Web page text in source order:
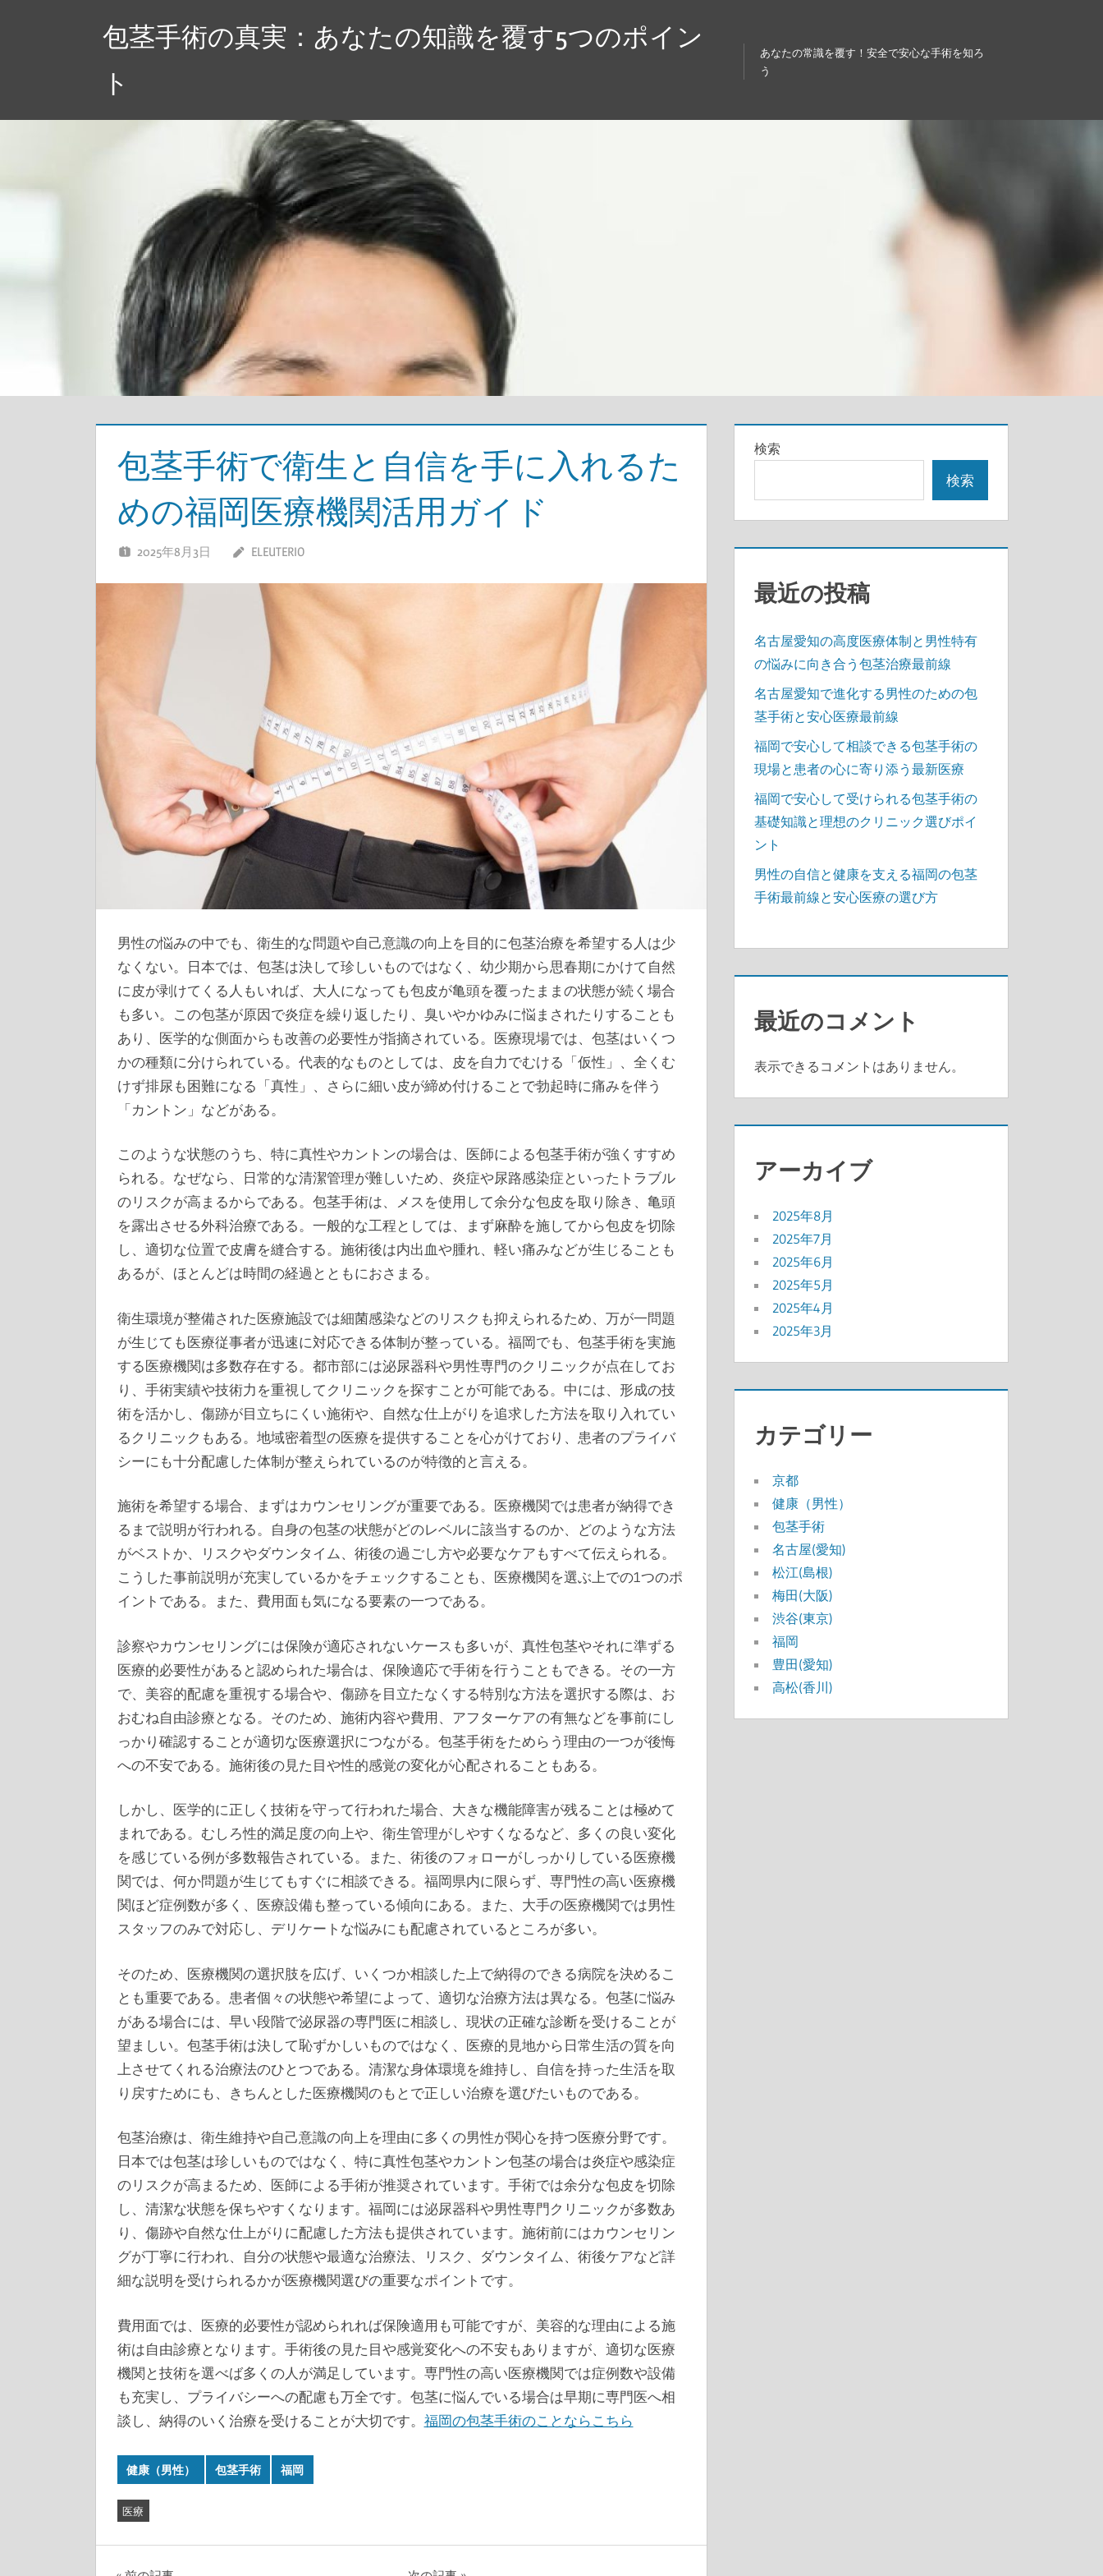
包茎手術の真実：あなたの知識を覆す5つのポイン
ト
あなたの常識を覆す！安全で安心な手術を知ろ
う
包茎手術で衛生と自信を手に入れるた
めの福岡医療機関活用ガイド
2025年8月3日 ELEUTERIO
男性の悩みの中でも、衛生的な問題や自己意識の向上を目的に包茎治療を希望する人は少
なくない。
日本では、包茎は決して珍しいものではなく、幼少期から思春期にかけて自然
に皮が剥けてくる人もいれば、大人になっても包皮が亀頭を覆ったままの状態が続く場合
も多い。この包茎が原因で炎症を繰り返したり、臭いやかゆみに悩まされたりすることも
あり、医学的な側面からも改善の必要性が指摘されている。医療現場では、包茎はいくつ
かの種類に分けられている。代表的なものとしては、皮を自力でむける「仮性」、全くむ
けず排尿も困難になる「真性」、さらに細い皮が締め付けることで勃起時に痛みを伴う
「カントン」などがある。
このような状態のうち、特に真性やカントンの場合は、医師による包茎手術が強くすすめ
られる。なぜなら、日常的な清潔管理が難しいため、炎症や尿路感染症といったトラブル
のリスクが高まるからである。包茎手術は、メスを使用して余分な包皮を取り除き、亀頭
を露出させる外科治療である。一般的な工程としては、まず麻酔を施してから包皮を切除
し、適切な位置で皮膚を縫合する。施術後は内出血や腫れ、軽い痛みなどが生じることも
あるが、ほとんどは時間の経過とともにおさまる。
衛生環境が整備された医療施設では細菌感染などのリスクも抑えられるため、万が一問題
が生じても医療従事者が迅速に対応できる体制が整っている。福岡でも、包茎手術を実施
する医療機関は多数存在する。都市部には泌尿器科や男性専門のクリニックが点在してお
り、手術実績や技術力を重視してクリニックを探すことが可能である。中には、形成の技
術を活かし、傷跡が目立ちにくい施術や、自然な仕上がりを追求した方法を取り入れてい
るクリニックもある。地域密着型の医療を提供することを心がけており、患者のプライバ
シーにも十分配慮した体制が整えられているのが特徴的と言える。
施術を希望する場合、まずはカウンセリングが重要である。医療機関では患者が納得でき
るまで説明が行われる。自身の包茎の状態がどのレベルに該当するのか、どのような方法
がベストか、リスクやダウンタイム、術後の過ごし方や必要なケアもすべて伝えられる。
こうした事前説明が充実しているかをチェックすることも、医療機関を選ぶ上での1つのポ
イントである。また、費用面も気になる要素の一つである。
診察やカウンセリングには保険が適応されないケースも多いが、真性包茎やそれに準ずる
医療的必要性があると認められた場合は、保険適応で手術を行うこともできる。その一方
で、美容的配慮を重視する場合や、傷跡を目立たなくする特別な方法を選択する際は、お
おむね自由診療となる。そのため、施術内容や費用、アフターケアの有無などを事前にし
っかり確認することが適切な医療選択につながる。包茎手術をためらう理由の一つが後悔
への不安である。施術後の見た目や性的感覚の変化が心配されることもある。
しかし、医学的に正しく技術を守って行われた場合、大きな機能障害が残ることは極めて
まれである。むしろ性的満足度の向上や、衛生管理がしやすくなるなど、多くの良い変化
を感じている例が多数報告されている。また、術後のフォローがしっかりしている医療機
関では、何か問題が生じてもすぐに相談できる。福岡県内に限らず、専門性の高い医療機
関ほど症例数が多く、医療設備も整っている傾向にある。また、大手の医療機関では男性
スタッフのみで対応し、デリケートな悩みにも配慮されているところが多い。
そのため、医療機関の選択肢を広げ、いくつか相談した上で納得のできる病院を決めるこ
とも重要である。患者個々の状態や希望によって、適切な治療方法は異なる。包茎に悩み
がある場合には、早い段階で泌尿器の専門医に相談し、現状の正確な診断を受けることが
望ましい。包茎手術は決して恥ずかしいものではなく、医療的見地から日常生活の質を向
上させてくれる治療法のひとつである。清潔な身体環境を維持し、自信を持った生活を取
り戻すためにも、きちんとした医療機関のもとで正しい治療を選びたいものである。
包茎治療は、衛生維持や自己意識の向上を理由に多くの男性が関心を持つ医療分野です。
日本では包茎は珍しいものではなく、特に真性包茎やカントン包茎の場合は炎症や感染症
のリスクが高まるため、医師による手術が推奨されています。手術では余分な包皮を切除
し、清潔な状態を保ちやすくなります。福岡には泌尿器科や男性専門クリニックが多数あ
り、傷跡や自然な仕上がりに配慮した方法も提供されています。施術前にはカウンセリン
グが丁寧に行われ、自分の状態や最適な治療法、リスク、ダウンタイム、術後ケアなど詳
細な説明を受けられるかが医療機関選びの重要なポイントです。
費用面では、医療的必要性が認められれば保険適用も可能ですが、美容的な理由による施
術は自由診療となります。手術後の見た目や感覚変化への不安もありますが、適切な医療
機関と技術を選べば多くの人が満足しています。専門性の高い医療機関では症例数や設備
も充実し、プライバシーへの配慮も万全です。包茎に悩んでいる場合は早期に専門医へ相
談し、納得のいく治療を受けることが大切です。 福岡の包茎手術のことならこちら
健康（男性） 包茎手術 福岡
医療
検索
検索
最近の投稿
名古屋愛知の高度医療体制と男性特有
の悩みに向き合う包茎治療最前線
名古屋愛知で進化する男性のための包
茎手術と安心医療最前線
福岡で安心して相談できる包茎手術の
現場と患者の心に寄り添う最新医療
福岡で安心して受けられる包茎手術の
基礎知識と理想のクリニック選びポイ
ント
男性の自信と健康を支える福岡の包茎
手術最前線と安心医療の選び方
最近のコメント
表示できるコメントはありません。
アーカイブ
2025年8月
2025年7月
2025年6月
2025年5月
2025年4月
2025年3月
カテゴリー
京都
健康（男性）
包茎手術
名古屋(愛知)
松江(島根)
梅田(大阪)
渋谷(東京)
福岡
豊田(愛知)
高松(香川)